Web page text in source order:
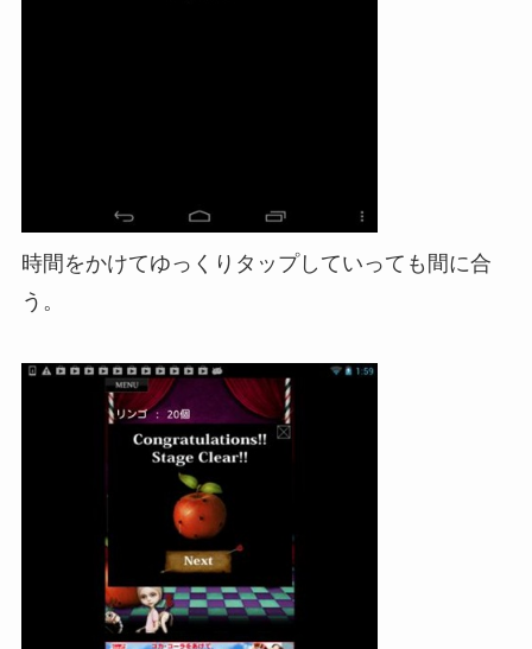
時間をかけてゆっくりタップしていっても間に合
う。